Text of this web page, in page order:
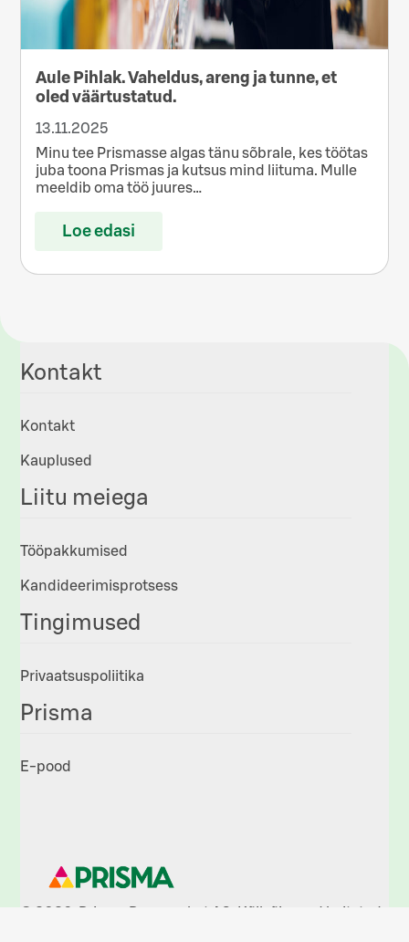
Aule Pihlak. Vaheldus, areng ja tunne, et
oled väärtustatud.
13.11.2025
Minu tee Prismasse algas tänu sõbrale, kes töötas
juba toona Prismas ja kutsus mind liituma. Mulle
meeldib oma töö juures…
Loe edasi
Kontakt
Kontakt
Kauplused
Liitu meiega
Tööpakkumised
Kandideerimisprotsess
Tingimused
Privaatsuspoliitika
Prisma
E-pood